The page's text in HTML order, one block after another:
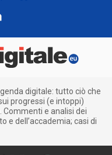
digitale: tutto ciò che
progressi (e intoppi)
Commenti e analisi dei
e dell’accademia; casi di